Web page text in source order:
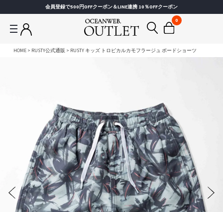
会員登録で500円OFFクーポン＆LINE連携 10％OFFクーポン
0
HOME RUSTY公式通販 RUSTY キッズ トロピカルカモフラージュ ボードショーツ